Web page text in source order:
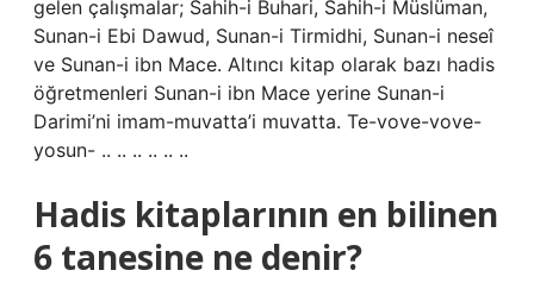
gelen çalışmalar; Sahih-i Buhari, Sahih-i Müslüman,
Sunan-i Ebi Dawud, Sunan-i Tirmidhi, Sunan-i neseî
ve Sunan-i ibn Mace. Altıncı kitap olarak bazı hadis
öğretmenleri Sunan-i ibn Mace yerine Sunan-i
Darimi’ni imam-muvatta’i muvatta. Te-vove-vove-
yosun- .. .. .. .. .. ..
Hadis kitaplarının en bilinen
6 tanesine ne denir?